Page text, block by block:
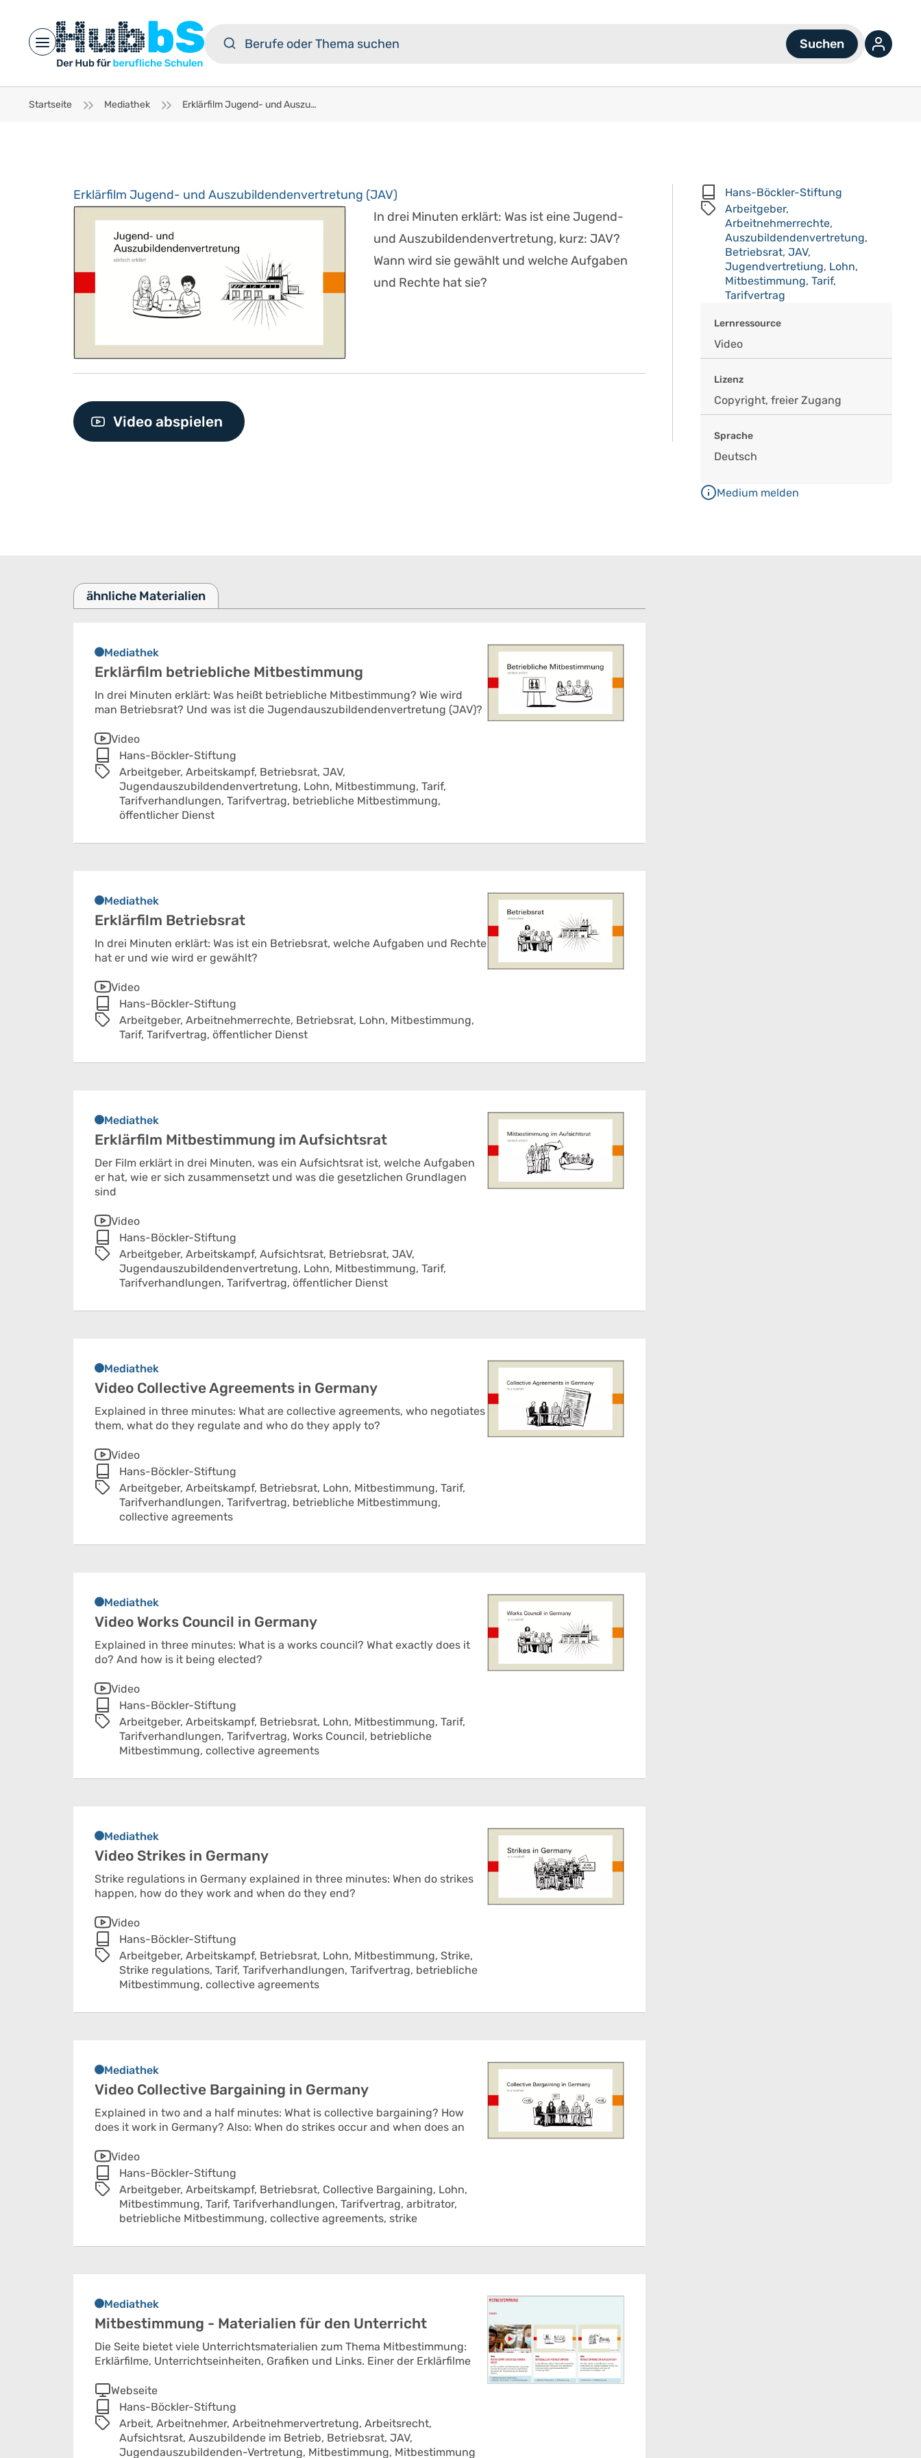
Open main menu
Startseite Mediathek Erklärfilm Jugend- und Auszubildendenvertretung (JAV)
Erklärfilm Jugend- und Auszubildendenvertretung (JAV)
In drei Minuten erklärt: Was ist eine Jugend-
und Auszubildendenvertretung, kurz: JAV?
Wann wird sie gewählt und welche Aufgaben
und Rechte hat sie?
Video abspielen
Hans-Böckler-Stiftung
Arbeitgeber,
Arbeitnehmerrechte,
Auszubildendenvertretung,
Betriebsrat, JAV,
Jugendvertretiung, Lohn,
Mitbestimmung, Tarif,
Tarifvertrag
Lernressource
Video
Lizenz
Copyright, freier Zugang
Sprache
Deutsch
Medium melden
ähnliche Materialien
Mediathek
Erklärfilm betriebliche Mitbestimmung
In drei Minuten erklärt: Was heißt betriebliche Mitbestimmung? Wie wird
man Betriebsrat? Und was ist die Jugendauszubildendenvertretung (JAV)?
Video
Hans-Böckler-Stiftung
Arbeitgeber, Arbeitskampf, Betriebsrat, JAV,
Jugendauszubildendenvertretung, Lohn, Mitbestimmung, Tarif,
Tarifverhandlungen, Tarifvertrag, betriebliche Mitbestimmung,
öffentlicher Dienst
Mediathek
Erklärfilm Betriebsrat
In drei Minuten erklärt: Was ist ein Betriebsrat, welche Aufgaben und Rechte
hat er und wie wird er gewählt?
Video
Hans-Böckler-Stiftung
Arbeitgeber, Arbeitnehmerrechte, Betriebsrat, Lohn, Mitbestimmung,
Tarif, Tarifvertrag, öffentlicher Dienst
Mediathek
Erklärfilm Mitbestimmung im Aufsichtsrat
Der Film erklärt in drei Minuten, was ein Aufsichtsrat ist, welche Aufgaben
er hat, wie er sich zusammensetzt und was die gesetzlichen Grundlagen
sind
Video
Hans-Böckler-Stiftung
Arbeitgeber, Arbeitskampf, Aufsichtsrat, Betriebsrat, JAV,
Jugendauszubildendenvertretung, Lohn, Mitbestimmung, Tarif,
Tarifverhandlungen, Tarifvertrag, öffentlicher Dienst
Mediathek
Video Collective Agreements in Germany
Explained in three minutes: What are collective agreements, who negotiates
them, what do they regulate and who do they apply to?
Video
Hans-Böckler-Stiftung
Arbeitgeber, Arbeitskampf, Betriebsrat, Lohn, Mitbestimmung, Tarif,
Tarifverhandlungen, Tarifvertrag, betriebliche Mitbestimmung,
collective agreements
Mediathek
Video Works Council in Germany
Explained in three minutes: What is a works council? What exactly does it
do? And how is it being elected?
Video
Hans-Böckler-Stiftung
Arbeitgeber, Arbeitskampf, Betriebsrat, Lohn, Mitbestimmung, Tarif,
Tarifverhandlungen, Tarifvertrag, Works Council, betriebliche
Mitbestimmung, collective agreements
Mediathek
Video Strikes in Germany
Strike regulations in Germany explained in three minutes: When do strikes
happen, how do they work and when do they end?
Video
Hans-Böckler-Stiftung
Arbeitgeber, Arbeitskampf, Betriebsrat, Lohn, Mitbestimmung, Strike,
Strike regulations, Tarif, Tarifverhandlungen, Tarifvertrag, betriebliche
Mitbestimmung, collective agreements
Mediathek
Video Collective Bargaining in Germany
Explained in two and a half minutes: What is collective bargaining? How
does it work in Germany? Also: When do strikes occur and when does an
Video
Hans-Böckler-Stiftung
Arbeitgeber, Arbeitskampf, Betriebsrat, Collective Bargaining, Lohn,
Mitbestimmung, Tarif, Tarifverhandlungen, Tarifvertrag, arbitrator,
betriebliche Mitbestimmung, collective agreements, strike
Mediathek
Mitbestimmung - Materialien für den Unterricht
Die Seite bietet viele Unterrichtsmaterialien zum Thema Mitbestimmung:
Erklärfilme, Unterrichtseinheiten, Grafiken und Links. Einer der Erklärfilme
Webseite
Hans-Böckler-Stiftung
Arbeit, Arbeitnehmer, Arbeitnehmervertretung, Arbeitsrecht,
Aufsichtsrat, Auszubildende im Betrieb, Betriebsrat, JAV,
Jugendauszubildenden-Vertretung, Mitbestimmung, Mitbestimmung